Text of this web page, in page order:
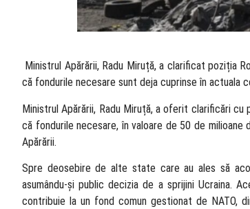
Ministrul Apărării, Radu Miruță, a clarificat poziția
că fondurile necesare sunt deja cuprinse în actuala
Ministrul Apărării, Radu Miruță, a oferit clarificări cu
că fondurile necesare, în valoare de 50 de
Apărării.
Spre deosebire de alte state care au ales să
asumându-și public decizia de a sprijini Ucraina.
contribuie la un fond comun gestionat de NATO,